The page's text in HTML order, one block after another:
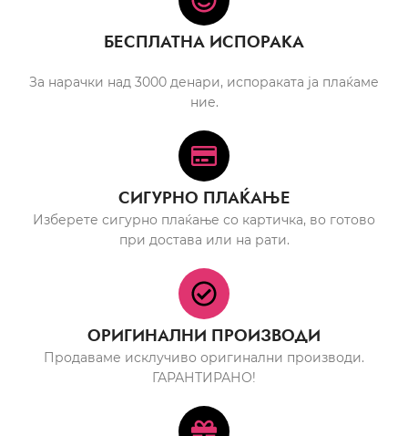
БЕСПЛАТНА ИСПОРАКА
За нарачки над 3000 денари, испораката ја плаќаме
ние.
СИГУРНО ПЛАЌАЊЕ
Изберете сигурно плаќање со картичка, во готово
при достава или на рати.
ОРИГИНАЛНИ ПРОИЗВОДИ
Продаваме исклучиво оригинални производи.
ГАРАНТИРАНО!